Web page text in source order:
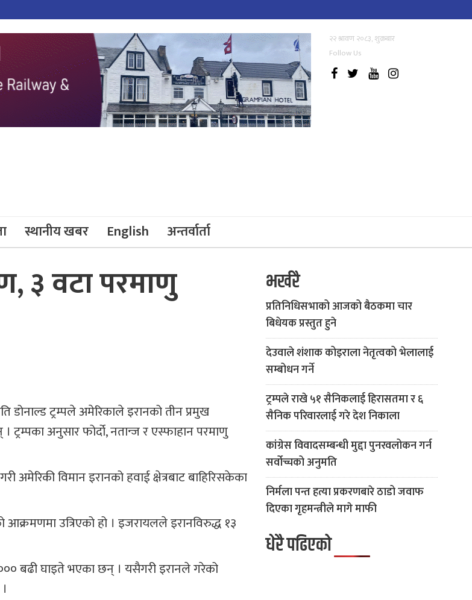
२२ श्रावण २०८३, शुक्रबार
Follow Us
स्थानीय खबर English अन्तर्वार्ता
३ वटा परमाणु
डोनाल्ड ट्रम्पले अमेरिकाले इरानको तीन प्रमुख
अनुसार फोर्दो, नतान्ज र एस्फाहान परमाणु
अमेरिकी विमान इरानको हवाई क्षेत्रबाट बाहिरिसकेका
उत्रिएको हो । इजरायलले इरानविरुद्ध १३
बढी घाइते भएका छन् । यसैगरी इरानले गरेको
भर्खरै
प्रतिनिधिसभाको आजको बैठकमा चार
बिधेयक प्रस्तुत हुने
देउवाले शंशाक कोइराला नेतृत्वको भेलालाई
सम्बोधन गर्ने
ट्रम्पले राखे ५१ सैनिकलाई हिरासतमा र ६
सैनिक परिवारलाई गरे देश निकाला
कांग्रेस विवादसम्बन्धी मुद्दा पुनरवलोकन गर्न
सर्वोच्चको अनुमति
निर्मला पन्त हत्या प्रकरणबारे ठाडो जवाफ
दिएका गृहमन्त्रीले मागे माफी
धेरै पढिएको